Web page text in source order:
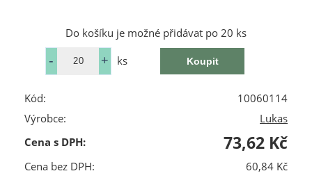
Do košíku je možné přidávat po 20 ks
ks
Kód:
10060114
Výrobce:
Lukas
Cena s DPH:
73,62 Kč
Cena bez DPH:
60,84 Kč